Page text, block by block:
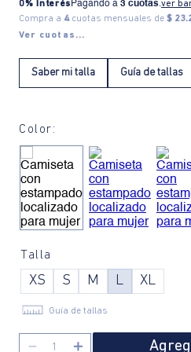
0% Interés Pagando a 3 cuotas.ver
Compra a 4cuotas mensuales de $
Ver cuotas...
Saber mi talla Guía de tallas
Color:
Talla
XS S M L XL
Guía de tallas
＋
－